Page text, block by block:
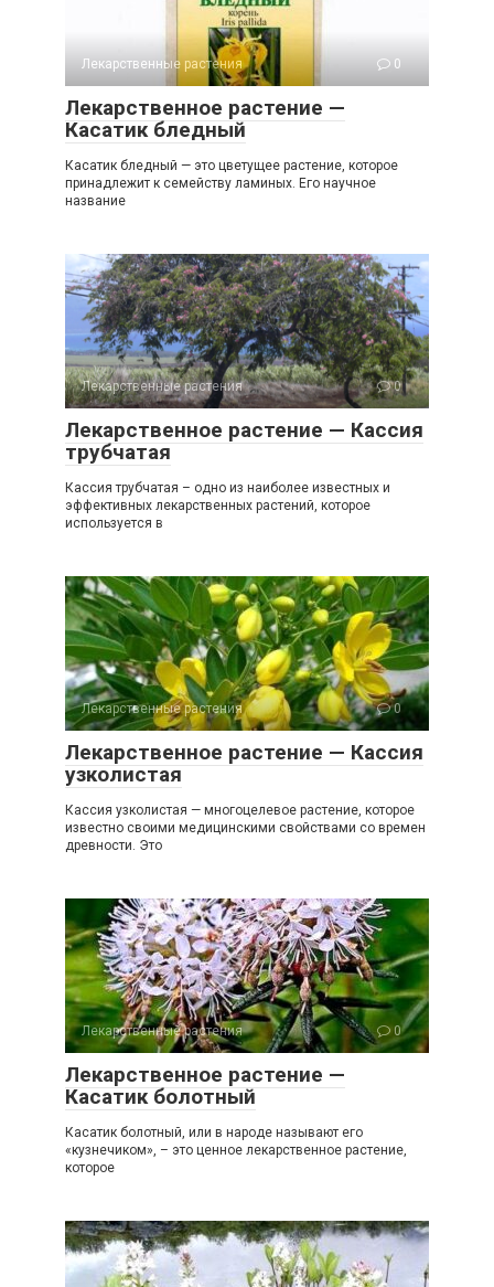
Лекарственные растения 0
Лекарственное растение —
Касатик бледный
Касатик бледный — это цветущее растение, которое
принадлежит к семейству ламиных. Его научное
название
Лекарственные растения 0
Лекарственное растение — Кассия
трубчатая
Кассия трубчатая – одно из наиболее известных и
эффективных лекарственных растений, которое
используется в
Лекарственные растения 0
Лекарственное растение — Кассия
узколистая
Кассия узколистая — многоцелевое растение, которое
известно своими медицинскими свойствами со времен
древности. Это
Лекарственные растения 0
Лекарственное растение —
Касатик болотный
Касатик болотный, или в народе называют его
«кузнечиком», – это ценное лекарственное растение,
которое